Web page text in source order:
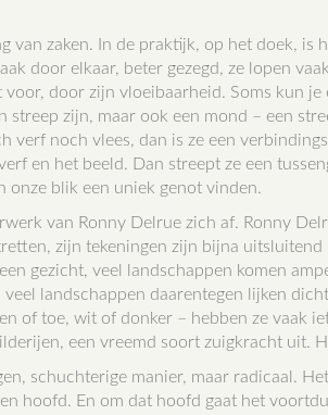
zaken. In de praktijk, op het doek, is
door elkaar, beter gezegd, ze lopen
door zijn vloeibaarheid. Soms kun
streep zijn, maar ook een mond – een
verf noch vlees, dan is ze een
en het beeld. Dan streept ze een
onze blik een uniek genot vinden.
van Ronny Delrue zich af. Ronny
zijn tekeningen zijn bijna
gezicht, veel landschappen komen
landschappen daarentegen lijken
of toe, wit of donker – hebben ze vaak
een vreemd soort zuigkracht uit.
schuchterige manier, maar radicaal.
hoofd. En om dat hoofd gaat het